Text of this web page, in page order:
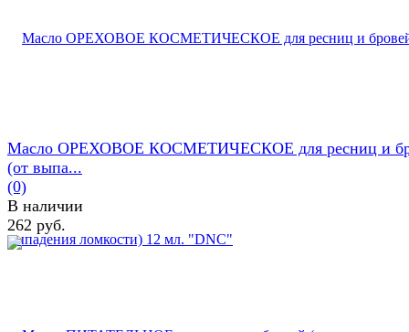
Масло ОРЕХОВОЕ КОСМЕТИЧЕСКОЕ для ресниц и
(от выпа...
(0)
В наличии
262 руб.